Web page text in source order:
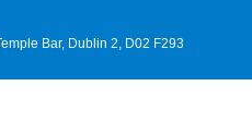
Bar, Dublin 2, D02 F293